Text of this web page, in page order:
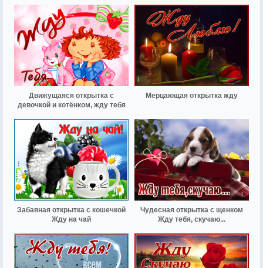
Движущаяся открытка с
девочкой и котёнком, жду тебя
Мерцающая открытка жду
Забавная открытка с кошечкой
Жду на чай
Чудесная открытка с щенком
Жду тебя, скучаю...